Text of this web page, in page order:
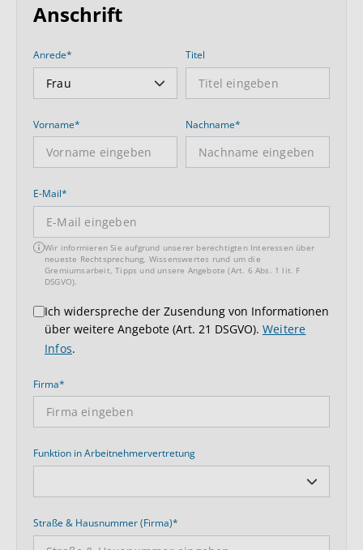
Anschrift
Anrede* Titel
Vorname* Nachname*
E-Mail*
Wir informieren Sie aufgrund unserer berechtigten Interessen über
neueste Rechtsprechung, Wissenswertes rund um die
Gremiumsarbeit, Tipps und unsere Angebote (Art. 6 Abs. 1 lit. F
DSGVO).
Ich widerspreche der Zusendung von Informationen
über weitere Angebote (Art. 21 DSGVO). Weitere
Infos.
Firma*
Funktion in Arbeitnehmervertretung
Straße & Hausnummer (Firma)*